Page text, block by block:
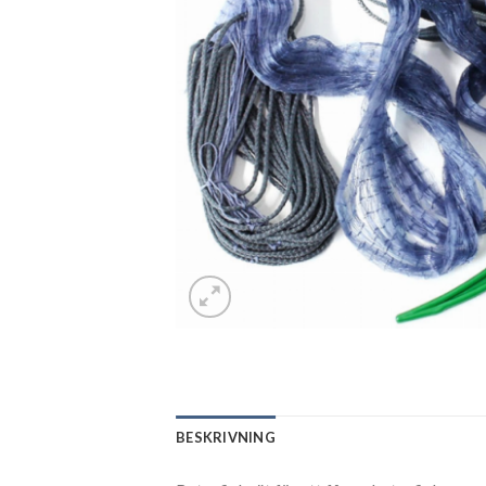
BESKRIVNING